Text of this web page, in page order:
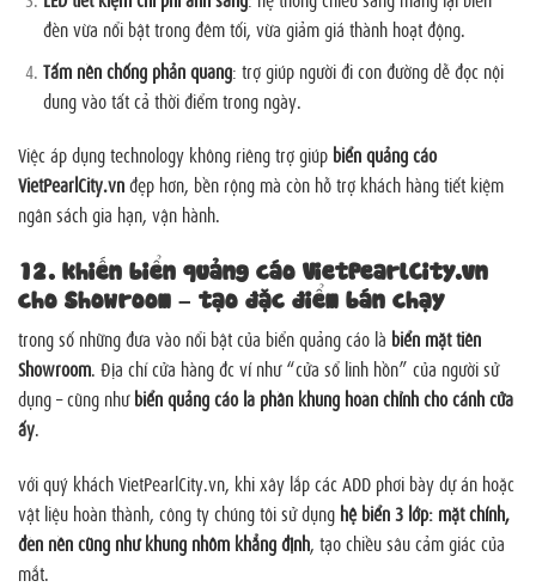
đèn vừa nổi bật trong đêm tối, vừa giảm giá thành hoạt động.
Tấm nền chống phản quang: trợ giúp người đi con đường dễ đọc nội
dung vào tất cả thời điểm trong ngày.
Việc áp dụng technology không riêng trợ giúp biển quảng cáo
VietPearlCity.vnđẹp hơn, bền rộng mà còn hỗ trợ khách hàng tiết kiệm
ngân sách gia hạn, vận hành.
12. khiến biển quảng cáo VietPearlCity.vn
cho Showroom – tạo đặc điểm bán chạy
trong số những đưa vào nổi bật của biển quảng cáo là biển mặt tiền
Showroom. Địa chỉ cửa hàng đc ví như “cửa sổ linh hồn” của người sử
dụng – cũng nhưbiển quảng cáo là phần khung hoàn chỉnh cho cánh cửa
ấy.
với quý khách VietPearlCity.vn, khi xây lắp các ADD phơi bày dự án hoặc
vật liệu hoàn thành, công ty chúng tôi sử dụng hệ biển 3 lớp: mặt chính,
đèn nền cũng như khung nhôm khẳng định, tạo chiều sâu cảm giác của
mắt.